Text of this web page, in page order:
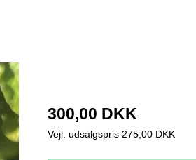
300,00 DKK
Vejl. udsalgspris 275,00 DKK